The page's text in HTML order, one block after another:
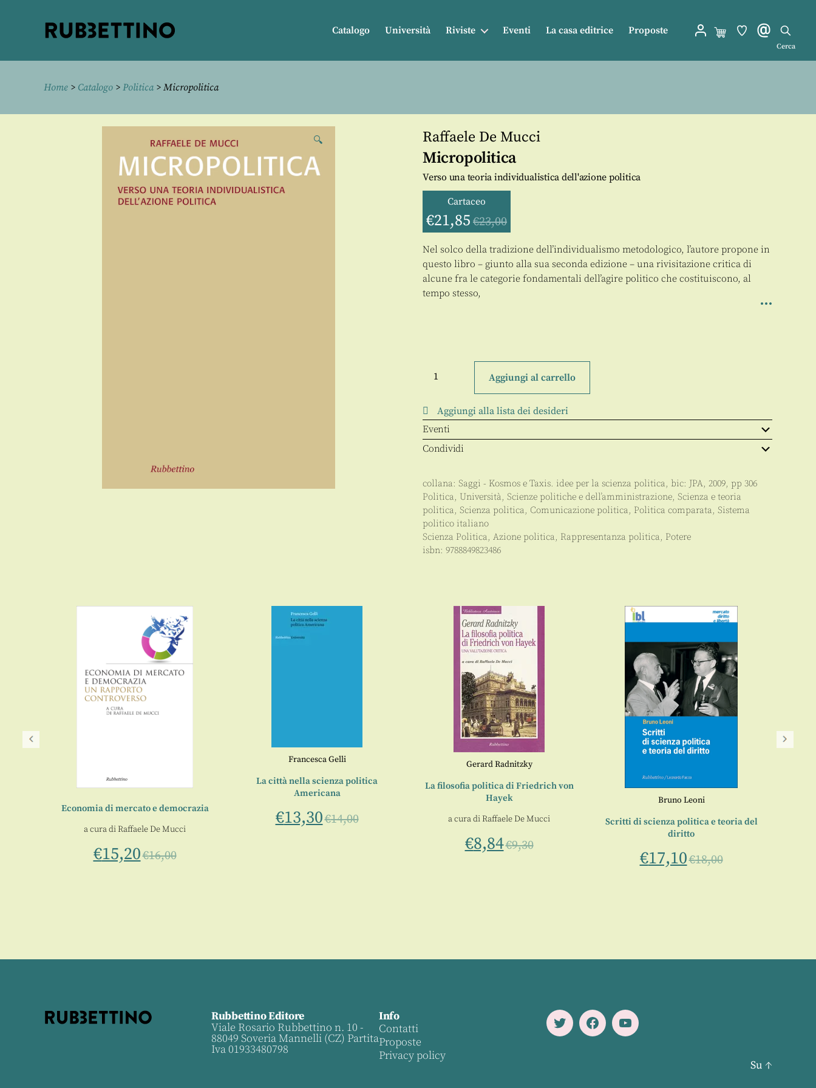
Catalogo Università Riviste Eventi La casa editrice Proposte
Cerca
Home > Catalogo > Politica> Micropolitica
🔍 Raffaele De Mucci
Micropolitica
Verso una teoria individualistica dell'azione politica
Cartaceo
€21,85 €23,00
Nel solco della tradizione dell’individualismo metodologico, l’autore propone in
questo libro – giunto alla sua seconda edizione – una rivisitazione critica di
alcune fra le categorie fondamentali dell’agire politico che costituiscono, al
tempo stesso,
Micropolitica
quantità
Aggiungi al carrello
Aggiungi alla lista dei desideri
Eventi
Condividi
collana: Saggi - Kosmos e Taxis. idee per la scienza politica, bic: JPA, 2009, pp 306
Politica, Università, Scienze politiche e dell’amministrazione, Scienza e teoria
politica, Scienza politica, Comunicazione politica, Politica comparata, Sistema
politico italiano
Scienza Politica, Azione politica, Rappresentanza politica, Potere
isbn: 9788849823486
Economia di mercato e democrazia
a cura diRaffaele De Mucci
€15,20€16,00
Francesca Gelli
La città nella scienza politica
Americana
€13,30€14,00
Gerard Radnitzky
La filosofia politica di Friedrich von
Hayek
a cura diRaffaele De Mucci
€8,84€9,30
Bruno Leoni
Scritti di scienza politica e teoria del
diritto
€17,10€18,00
Rubbettino Editore
Viale Rosario Rubbettino n. 10 -
88049 Soveria Mannelli (CZ) Partita
Iva 01933480798
Info
Contatti
Proposte
Privacy policy
TwitterFacebookYoutube
Su ↑